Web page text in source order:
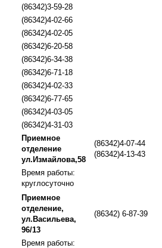
(86342)3-59-28
(86342)4-02-66
(86342)4-02-05
(86342)6-20-58
(86342)6-34-38
(86342)6-71-18
(86342)4-02-33
(86342)6-77-65
(86342)4-03-05
(86342)4-31-03
Приемное
отделение
ул.Измайлова,58
(86342)4-07-44
(86342)4-13-43
Время работы:
круглосуточно
Приемное
отделение,
ул.Васильева,
96/13
(86342) 6-87-39
Время работы: